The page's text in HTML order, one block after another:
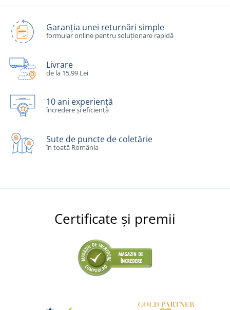
Garanția unei returnări simple
formular online pentru soluționare rapidă
Livrare
de la 15,99 Lei
10 ani experiență
încredere și eficiență
Sute de puncte de coletărie
în toată România
Certificate și premii